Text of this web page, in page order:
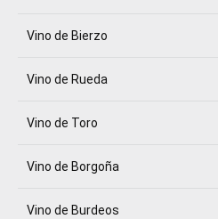
Vino de Bierzo
Vino de Rueda
Vino de Toro
Vino de Borgoña
Vino de Burdeos